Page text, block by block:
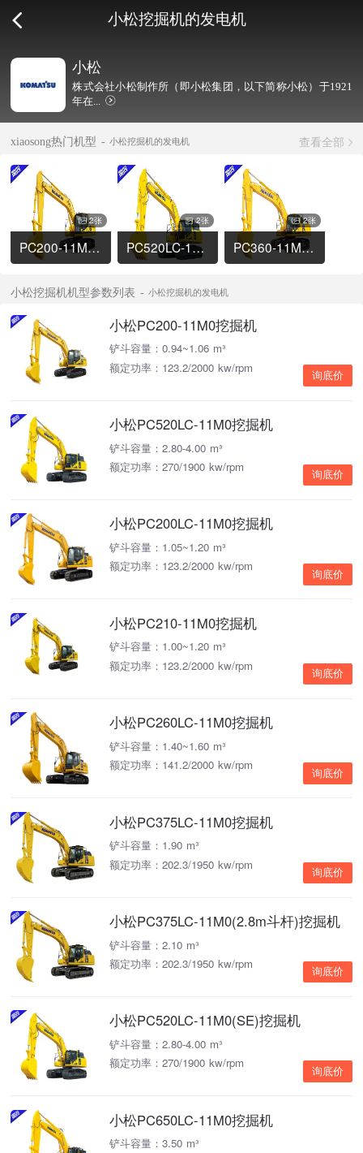
小松挖掘机的发电机
小松
株式会社小松制作所（即小松集团，以下简称小松）于1921
年在...
xiaosong热门机型 小松挖掘机的发电机 查看全部
2张
PC200-11M0挖掘机
2张
PC520LC-11M0挖掘机
2张
PC360-11M0挖掘机
小松挖掘机机型参数列表 小松挖掘机的发电机
小松PC200-11M0挖掘机
铲斗容量：0.94~1.06 m³
额定功率：123.2/2000 kw/rpm
询底价
小松PC520LC-11M0挖掘机
铲斗容量：2.80-4.00 m³
额定功率：270/1900 kw/rpm
询底价
小松PC200LC-11M0挖掘机
铲斗容量：1.05~1.20 m³
额定功率：123.2/2000 kw/rpm
询底价
小松PC210-11M0挖掘机
铲斗容量：1.00~1.20 m³
额定功率：123.2/2000 kw/rpm
询底价
小松PC260LC-11M0挖掘机
铲斗容量：1.40~1.60 m³
额定功率：141.2/2000 kw/rpm
询底价
小松PC375LC-11M0挖掘机
铲斗容量：1.90 m³
额定功率：202.3/1950 kw/rpm
询底价
小松PC375LC-11M0(2.8m斗杆)挖掘机
铲斗容量：2.10 m³
额定功率：202.3/1950 kw/rpm
询底价
小松PC520LC-11M0(SE)挖掘机
铲斗容量：2.80-4.00 m³
额定功率：270/1900 kw/rpm
询底价
小松PC650LC-11M0挖掘机
铲斗容量：3.50 m³